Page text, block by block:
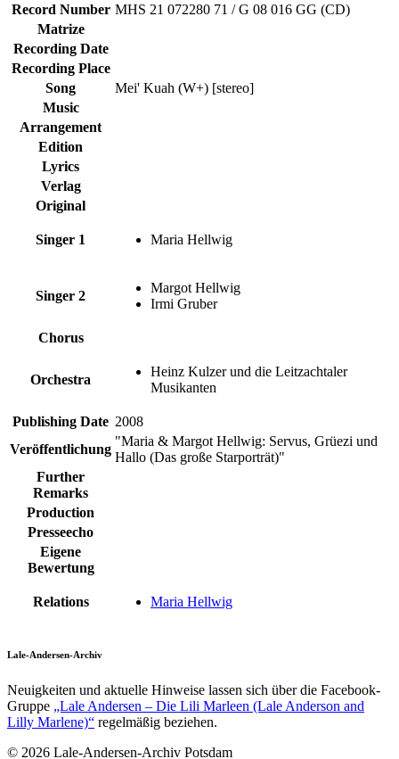
Record Number MHS 21 072280 71 / G 08 016 GG (CD)
Matrize
Recording Date
Recording Place
Song
Mei' Kuah (W+) [stereo]
Music
Arrangement
Edition
Lyrics
Verlag
Original
Singer 1 Maria Hellwig
Singer 2
Margot Hellwig
Irmi Gruber
Chorus
Orchestra
Heinz Kulzer und die Leitzachtaler
Musikanten
Publishing Date 2008
Veröffentlichung
"Maria & Margot Hellwig: Servus, Grüezi und
Hallo (Das große Starporträt)"
Further
Remarks
Production
Presseecho
Eigene
Bewertung
Relations Maria Hellwig
Lale-Andersen-Archiv
Neuigkeiten und aktuelle Hinweise lassen sich über die Facebook-
Gruppe „Lale Andersen – Die Lili Marleen (Lale Anderson and
Lilly Marlene)“ regelmäßig beziehen.
© 2026 Lale-Andersen-Archiv Potsdam